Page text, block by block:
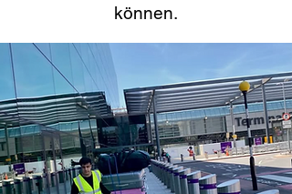
können.